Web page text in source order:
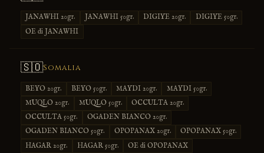
JANAWHI 20gr. JANAWHI 50gr. DIGIYE 20gr.
DIGIYE 50gr.
OE di JANAWHI
🇸🇴Somalia
BEYO 20gr. BEYO 50gr. MAYDI 20gr.
MAYDI 50gr.
MUQLO 20gr.
MUQLO 50gr.
OCCULTA 20gr.
OCCULTA 50gr.
OGADEN BIANCO 20gr.
OGADEN BIANCO 50gr.
OPOPANAX 20gr.
OPOPANAX 50gr.
HAGAR 20gr.
HAGAR 50gr.
OE di OPOPANAX